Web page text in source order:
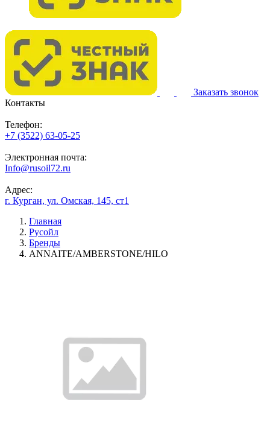
Заказать звонок
Контакты
Телефон:
+7 (3522) 63-05-25
Электронная почта:
Info@rusoil72.ru
Адрес:
г. Курган, ул. Омская, 145, ст1
Главная
Русойл
Бренды
ANNAITE/AMBERSTONE/HILO